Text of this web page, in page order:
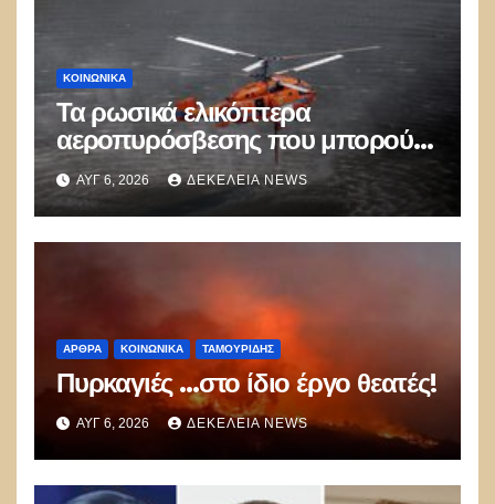
ΚΟΙΝΩΝΙΚΑ
Τα ρωσικά ελικόπτερα
αεροπυρόσβεσης που μπορούν
να ρίχνουν 5 τόνους νερού με 8
μποφόρ
ΑΥΓ 6, 2026 ΔΕΚΈΛΕΙΑ NEWS
ΑΡΘΡΑ ΚΟΙΝΩΝΙΚΑ ΤΑΜΟΥΡΊΔΗΣ
Πυρκαγιές …στο ίδιο έργο θεατές!
ΑΥΓ 6, 2026 ΔΕΚΈΛΕΙΑ NEWS